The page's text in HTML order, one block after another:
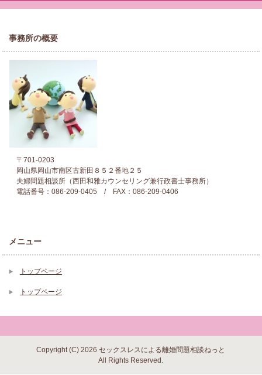
事務所の概要
〒701-0203
岡山県岡山市南区古新田８５２番地２５
夫婦問題相談所（西田和雅カウンセリング兼行政書士事務所）
電話番号：086-209-0405 / FAX：086-209-0406
メニュー
トップページ
トップページ
Copyright (C) 2026 セックスレスによる離婚問題相談ねっと
All Rights Reserved.